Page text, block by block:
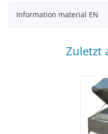
Information material EN
Zuletzt